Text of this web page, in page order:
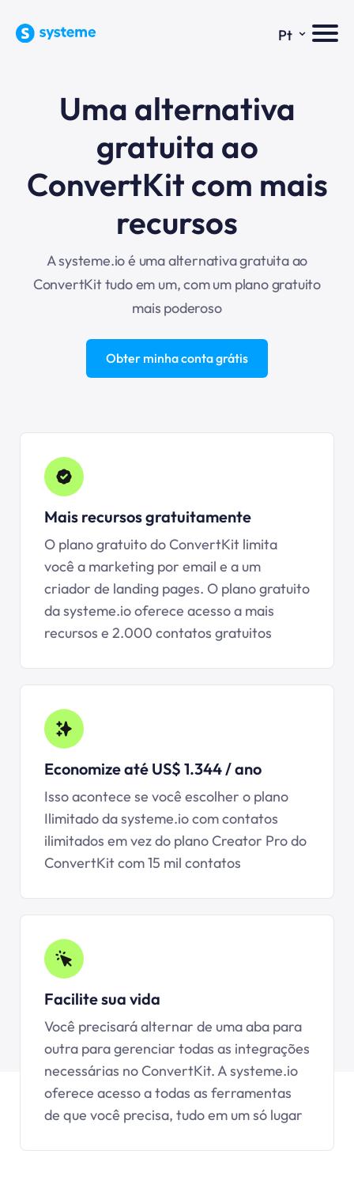
Pt ⌄
Uma alternativa
gratuita ao
ConvertKit com mais
recursos
A systeme.io é uma alternativa gratuita ao
ConvertKit tudo em um, com um plano gratuito
mais poderoso
Obter minha conta grátis
Mais recursos gratuitamente
O plano gratuito do ConvertKit limita
você a marketing por email e a um
criador de landing pages. O plano gratuito
dasysteme.iooferece acesso a mais
recursos e 2.000 contatos gratuitos
Economize até US$ 1.344 / ano
Isso acontece se você escolher o plano
Ilimitado dasysteme.iocom contatos
ilimitados em vez do plano Creator Pro do
ConvertKit com 15 mil contatos
Facilite sua vida
Você precisará alternar de uma aba para
outra para gerenciar todas as integrações
necessárias no ConvertKit. Asysteme.io
oferece acesso a todas as ferramentas
de que você precisa, tudo em um só lugar